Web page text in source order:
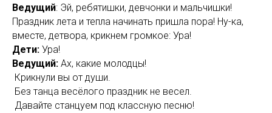
Ведущий: Эй, ребятишки, девчонки и мальчишки!
Праздник лета и тепла начинать пришла пора! Ну-ка,
вместе, детвора, крикнем громкое: Ура!
Дети: Ура!
Ведущий: Ах, какие молодцы!
Крикнули вы от души.
Без танца весёлого праздник не весел.
Давайте станцуем под классную песню!